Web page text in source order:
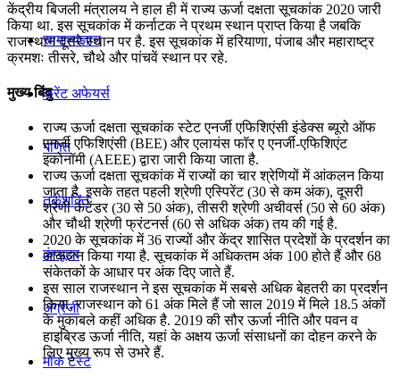
सामान्यज्ञान
करेंट अफेयर्स
गणित
तर्कशक्ति
कंप्यूटर
अंग्रेजी
मॉक टेस्ट
केंद्रीय बिजली मंत्रालय ने हाल ही में राज्य ऊर्जा दक्षता सूचकांक 2020 जारी
किया था. इस सूचकांक में कर्नाटक ने प्रथम स्थान प्राप्त किया है जबकि
राजस्थान दूसरे स्थान पर है. इस सूचकांक में हरियाणा, पंजाब और महाराष्ट्र
क्रमशः तीसरे, चौथे और पांचवें स्थान पर रहे.
मुख्य बिंदु
राज्य ऊर्जा दक्षता सूचकांक स्टेट एनर्जी एफिशिएंसी इंडेक्स ब्यूरो ऑफ
एनर्जी एफिशिएंसी (BEE) और एलायंस फॉर ए एनर्जी-एफिशिएंट
इकोनॉमी (AEEE) द्वारा जारी किया जाता है.
राज्य ऊर्जा दक्षता सूचकांक में राज्यों का चार श्रेणियों में आंकलन किया
जाता है. इसके तहत पहली श्रेणी एस्पिरेंट (30 से कम अंक), दूसरी
श्रेणी कंटेंडर (30 से 50 अंक), तीसरी श्रेणी अचीवर्स (50 से 60 अंक)
और चौथी श्रेणी फ्रंटनर्स (60 से अधिक अंक) तय की गई है.
2020 के सूचकांक में 36 राज्यों और केंद्र शासित प्रदेशों के प्रदर्शन का
आकलन किया गया है. सूचकांक में अधिकतम अंक 100 होते हैं और 68
संकेतकों के आधार पर अंक दिए जाते हैं.
इस साल राजस्थान ने इस सूचकांक में सबसे अधिक बेहतरी का प्रदर्शन
किया. राजस्थान को 61 अंक मिले हैं जो साल 2019 में मिले 18.5 अंकों
के मुकाबले कहीं अधिक है. 2019 की सौर ऊर्जा नीति और पवन व
हाइब्रिड ऊर्जा नीति, यहां के अक्षय ऊर्जा संसाधनों का दोहन करने के
लिए मुख्य रूप से उभरे हैं.